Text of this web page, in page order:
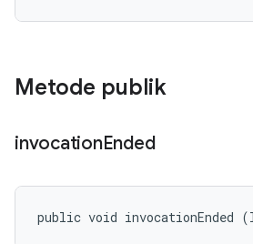
Metode publik
invocationEnded
public void invocationEnded